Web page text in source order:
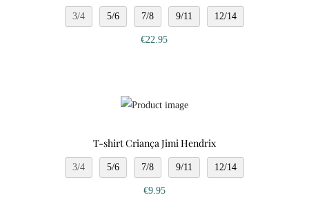
3/4 5/6 7/8 9/11 12/14
€22.95
T-shirt Criança Jimi Hendrix
3/4 5/6 7/8 9/11 12/14
€9.95